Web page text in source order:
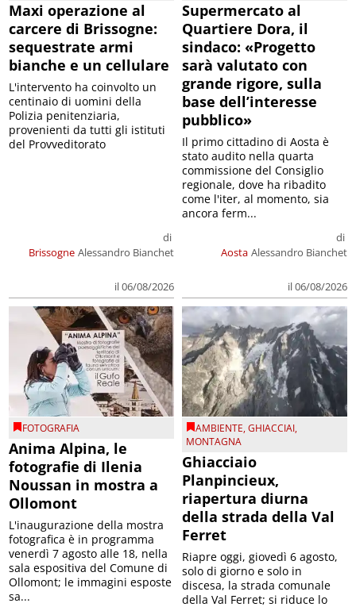
Maxi operazione al
carcere di Brissogne:
sequestrate armi
bianche e un cellulare
Brissogne
di
Alessandro Bianchet
il 06/08/2026
L'intervento ha coinvolto un
centinaio di uomini della
Polizia penitenziaria,
provenienti da tutti gli istituti
del Provveditorato
Supermercato al
Quartiere Dora, il
sindaco: «Progetto
sarà valutato con
grande rigore, sulla
base dell’interesse
pubblico»
Aosta
di
Alessandro Bianchet
il 06/08/2026
Il primo cittadino di Aosta è
stato audito nella quarta
commissione del Consiglio
regionale, dove ha ribadito
come l'iter, al momento, sia
ancora ferm...
FOTOGRAFIA
Anima Alpina, le
fotografie di Ilenia
Noussan in mostra a
Ollomont
L'inaugurazione della mostra
fotografica è in programma
venerdì 7 agosto alle 18, nella
sala espositiva del Comune di
Ollomont; le immagini esposte
sa...
AMBIENTE,GHIACCIAI,
MONTAGNA
Ghiacciaio
Planpincieux,
riapertura diurna
della strada della Val
Ferret
Riapre oggi, giovedì 6 agosto,
solo di giorno e solo in
discesa, la strada comunale
della Val Ferret; si riduce lo